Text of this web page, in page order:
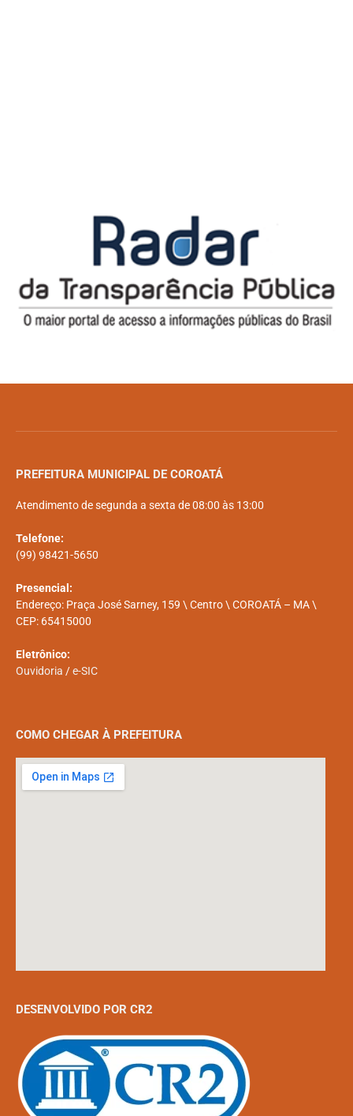
PREFEITURA MUNICIPAL DE COROATÁ
Atendimento de segunda a sexta de 08:00 às 13:00
Telefone:
(99) 98421-5650
Presencial:
Endereço: Praça José Sarney, 159 \ Centro \ COROATÁ – MA \
CEP: 65415000
Eletrônico:
Ouvidoria /e-SIC
COMO CHEGAR À PREFEITURA
DESENVOLVIDO POR CR2